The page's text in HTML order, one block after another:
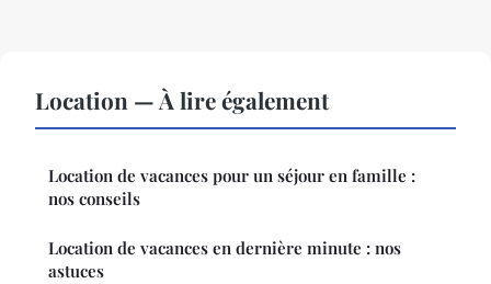
Location — À lire également
Location de vacances pour un séjour en famille :
nos conseils
Location de vacances en dernière minute : nos
astuces